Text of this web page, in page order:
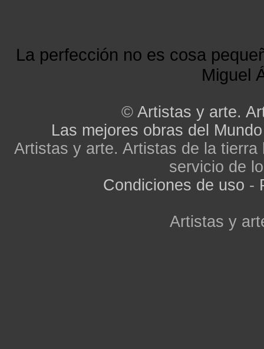
La perfección no es cosa
Miguel
© Artistas y arte.
Las mejores obras del Mundo
Artistas y arte. Artistas de la
servicio de
Condiciones de uso -
Artistas y